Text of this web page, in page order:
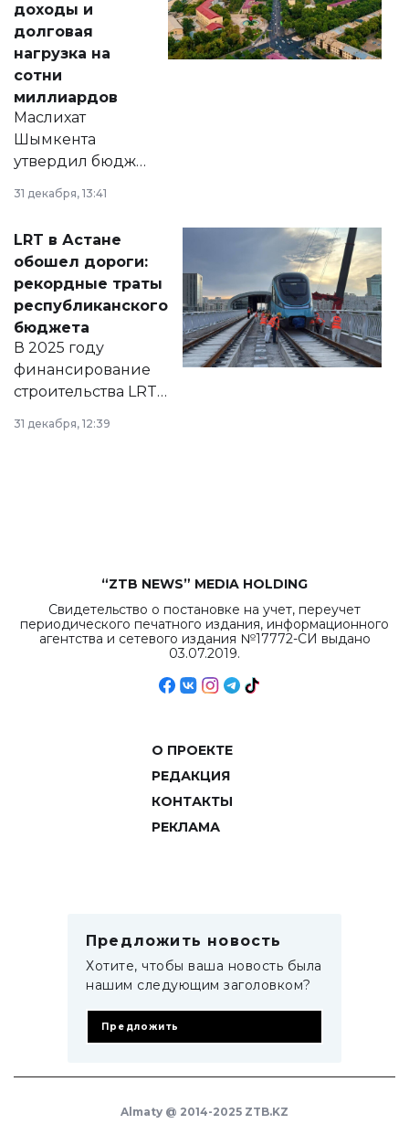
доходы и
долговая
нагрузка на
сотни
миллиардов
Маслихат
Шымкента
утвердил бюджет
города на 2026–
2028 годы.
документ
появился в базе
нормативных
правовых актов и
на сайте маслихат
города.
31 декабря, 13:41
LRT в Астане
обошел дороги:
рекордные траты
республиканского
бюджета
В 2025 году
финансирование
строительства LRT
в Астане из
республиканского
31 декабря, 12:39
“ZTB NEWS” MEDIA HOLDING
Свидетельство о постановке на учет, переучет
периодического печатного издания, информационного
агентства и сетевого издания №17772-СИ выдано
03.07.2019.
О ПРОЕКТЕ
РЕДАКЦИЯ
КОНТАКТЫ
РЕКЛАМА
Предложить новость
Хотите, чтобы ваша новость была
нашим следующим заголовком?
Предложить
Almaty @ 2014-2025 ZTB.KZ